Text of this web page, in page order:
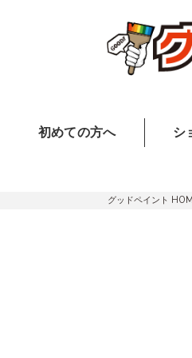
初めての方へ シ
グッドペイント